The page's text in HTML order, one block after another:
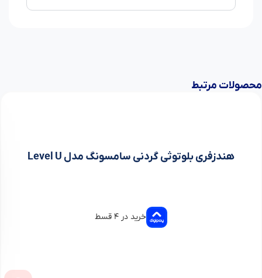
محصولات مرتبط
هندزفری بلوتوثی گردنی سامسونگ مدل Level U
خرید در ۴ قسط